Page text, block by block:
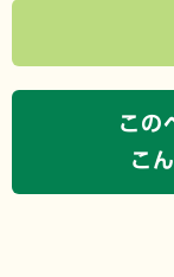
この
こ